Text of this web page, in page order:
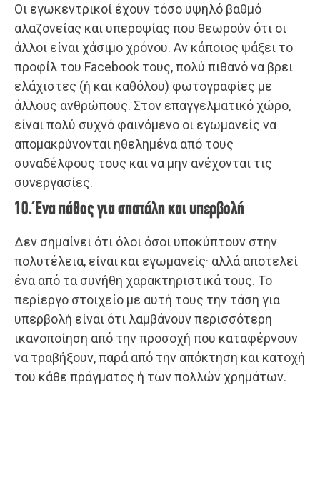
Οι εγωκεντρικοί έχουν τόσο υψηλό βαθμό
αλαζονείας και υπεροψίας που θεωρούν ότι οι
άλλοι είναι χάσιμο χρόνου. Αν κάποιος ψάξει το
προφίλ του Facebook τους, πολύ πιθανό να βρει
ελάχιστες (ή και καθόλου) φωτογραφίες με
άλλους ανθρώπους. Στον επαγγελματικό χώρο,
είναι πολύ συχνό φαινόμενο οι εγωμανείς να
απομακρύνονται ηθελημένα από τους
συναδέλφους τους και να μην ανέχονται τις
συνεργασίες.
10. Ένα πάθος για σπατάλη και υπερβολή
Δεν σημαίνει ότι όλοι όσοι υποκύπτουν στην
πολυτέλεια, είναι και εγωμανείς· αλλά αποτελεί
ένα από τα συνήθη χαρακτηριστικά τους. Το
περίεργο στοιχείο με αυτή τους την τάση για
υπερβολή είναι ότι λαμβάνουν περισσότερη
ικανοποίηση από την προσοχή που καταφέρνουν
να τραβήξουν, παρά από την απόκτηση και κατοχή
του κάθε πράγματος ή των πολλών χρημάτων.